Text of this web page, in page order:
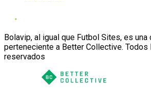
Bolavip, al igual que Futbol Sites, es una
perteneciente a Better Collective. Todos
reservados